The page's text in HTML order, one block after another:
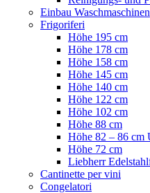
Einbau Waschmaschinen
Frigoriferi
Höhe 195 cm
Höhe 178 cm
Höhe 158 cm
Höhe 145 cm
Höhe 140 cm
Höhe 122 cm
Höhe 102 cm
Höhe 88 cm
Höhe 82 – 86 cm
Höhe 72 cm
Liebherr
Cantinette per vini
Congelatori